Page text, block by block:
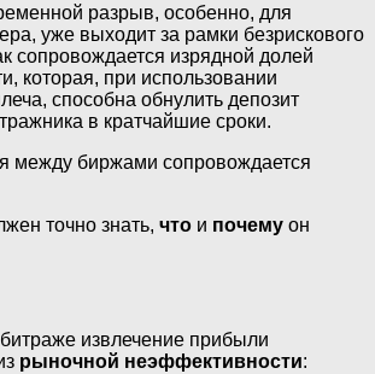
разрыв, особенно, для
уже выходит за рамки безрискового
сопровождается изрядной долей
которая, при использовании
способна обнулить депозит
в кратчайшие сроки.
между биржами сопровождается
точно знать, что и почему он
извлечение прибыли
рыночной неэффективности: